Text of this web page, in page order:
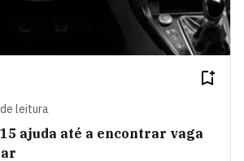
leitura
ajuda até a encontrar vaga